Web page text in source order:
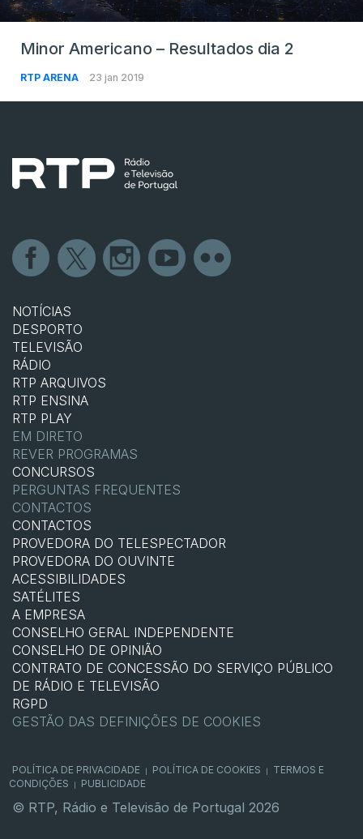
Minor Americano – Resultados dia 2
RTP ARENA 23 jan 2019
NOTÍCIAS
DESPORTO
TELEVISÃO
RÁDIO
RTP ARQUIVOS
RTP ENSINA
RTP PLAY
EM DIRETO
REVER PROGRAMAS
CONCURSOS
PERGUNTAS FREQUENTES
CONTACTOS
CONTACTOS
PROVEDORA DO TELESPECTADOR
PROVEDORA DO OUVINTE
ACESSIBILIDADES
SATÉLITES
A EMPRESA
CONSELHO GERAL INDEPENDENTE
CONSELHO DE OPINIÃO
CONTRATO DE CONCESSÃO DO SERVIÇO PÚBLICO
DE RÁDIO E TELEVISÃO
RGPD
GESTÃO DAS DEFINIÇÕES DE COOKIES
POLÍTICA DE PRIVACIDADE POLÍTICA DE COOKIES
TERMOS E
CONDIÇÕES
PUBLICIDADE
© RTP, Rádio e Televisão de Portugal 2026